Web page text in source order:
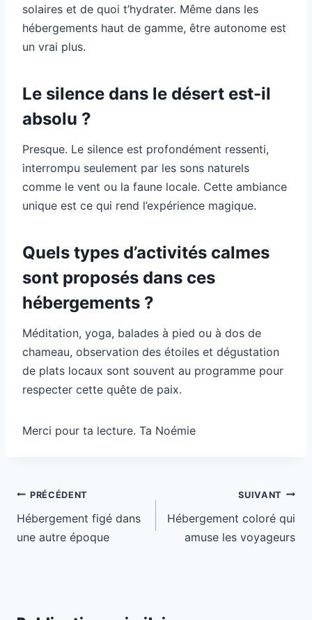
solaires et de quoi t’hydrater. Même dans les
hébergements haut de gamme, être autonome est
un vrai plus.
Le silence dans le désert est-il
absolu ?
Presque. Le silence est profondément ressenti,
interrompu seulement par les sons naturels
comme le vent ou la faune locale. Cette ambiance
unique est ce qui rend l’expérience magique.
Quels types d’activités calmes
sont proposés dans ces
hébergements ?
Méditation, yoga, balades à pied ou à dos de
chameau, observation des étoiles et dégustation
de plats locaux sont souvent au programme pour
respecter cette quête de paix.
Merci pour ta lecture. Ta Noémie
Navigation
de
l’article
PRÉCÉDENT
Hébergement figé dans
une autre époque
SUIVANT
Hébergement coloré qui
amuse les voyageurs